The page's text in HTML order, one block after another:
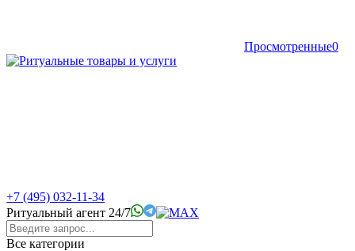
Просмотренные0
+7 (495) 032-11-34
Ритуальный агент 24/7
Все категории